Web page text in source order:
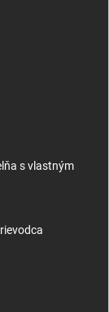
s vlastným